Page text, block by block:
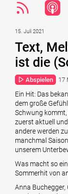
15. Juli 2021
Text,
ist die
Abspielen 17
Ein Hit: Das
dem große
Schwung
zuerst aktuell
andere werden
manchmal
unserem
Was macht so
Sommerhit von
Anna